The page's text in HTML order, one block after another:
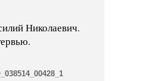
Николаевич.